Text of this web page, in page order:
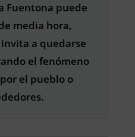
Fuentona puede
media hora,
a quedarse
el fenómeno
el pueblo o